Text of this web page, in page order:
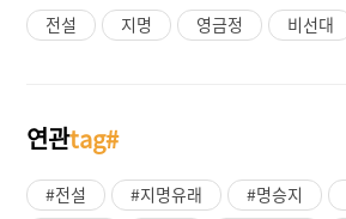
전설 지명 영금정 비선대
연관tag#
#전설 #지명유래 #명승지